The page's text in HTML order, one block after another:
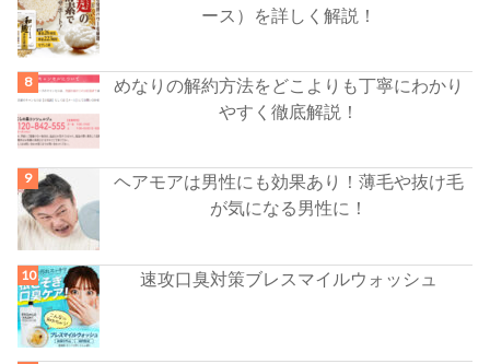
ース）を詳しく解説！
めなりの解約方法をどこよりも丁寧にわかり
やすく徹底解説！
ヘアモアは男性にも効果あり！薄毛や抜け毛
が気になる男性に！
速攻口臭対策ブレスマイルウォッシュ